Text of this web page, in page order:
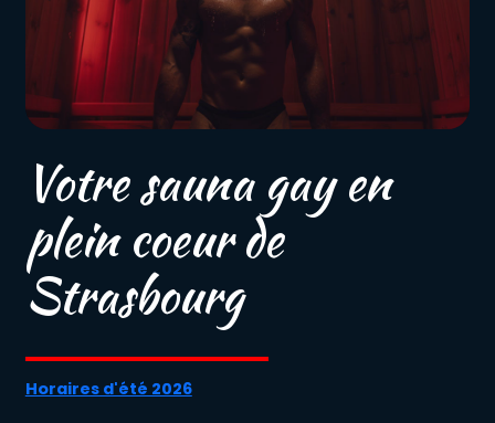
Votre sauna gay en
plein coeur de
Strasbourg
Horaires d'été 2026